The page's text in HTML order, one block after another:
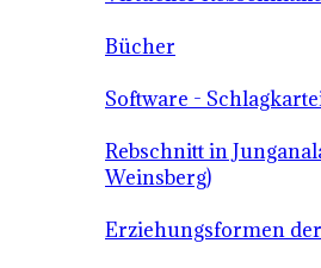
Bücher
Software -
Rebschnitt in
Weinsberg)
Erziehungsformen